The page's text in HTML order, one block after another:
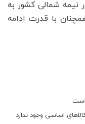
شمالی کشور به
با قدرت ادامه
اساسی وجود ندارد